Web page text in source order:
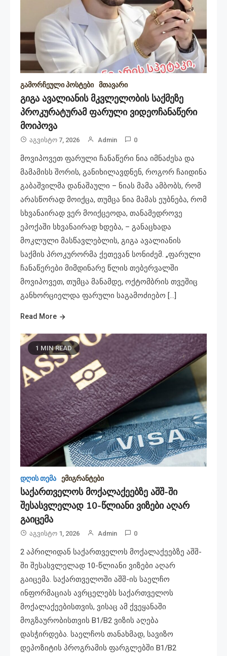
გამორჩეული პოსტები მთავარი
გიგა ავალიანის მკვლელობის საქმეზე
პროკურატურამ ფარული ვიდეოჩანაწერი
მოიპოვა
Აგვისტო 7, 2026 Admin 0
მოვიპოვეთ ფარული ჩანაწერი ნია იმნაძესა და
მამამისს შორის, განიხილავდნენ, როგორ ჩაიდინა
გაბაშვილმა დანაშაული – ნიას მამა ამბობს, რომ
არასწორად მოიქცა, თუმცა ნია მამას ეუბნება, რომ
სხვანაირად ვერ მოიქცეოდა, თანამედროვე
ეპოქაში სხვანაირად ხდება, – განაცხადა
მოკლული მასწავლებლის, გიგა ავალიანის
საქმის პროკურორმა ქეთევან სონიძემ. „ფარული
ჩანაწერები მიმდინარე წლის თებერვალში
მოვიპოვეთ, თუმცა მანამდე, ოქტომბრის თვეშიც
განხორციელდა ფარული საგამოძიებო […]
Read More
1 MIN READ
დღის თემა ემიგრანტები
საქართველოს მოქალაქეებზე აშშ-ში
შესასვლელად 10-წლიანი ვიზები აღარ
გაიცემა
Აგვისტო 1, 2026 Admin 0
2 აპრილიდან საქართველოს მოქალაქეებზე აშშ-
ში შესასვლელად 10-წლიანი ვიზები აღარ
გაიცემა. საქართველოში აშშ-ის საელჩო
ინფორმაციას ავრცელებს საქართველოს
მოქალაქეებისთვის, ვისაც ამ ქვეყანაში
მოგზაურობისთვის B1/B2 ვიზის აღება
დასჭირდება. საელჩოს თანახმად, სავიზო
დეპოზიტის პროგრამის ფარგლებში B1/B2